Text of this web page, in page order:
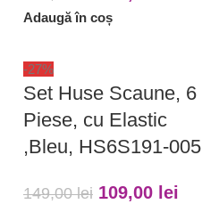
Adaugă în coș
-27%
Set Huse Scaune, 6
Piese, cu Elastic
,Bleu, HS6S191-005
149,00lei 109,00 lei